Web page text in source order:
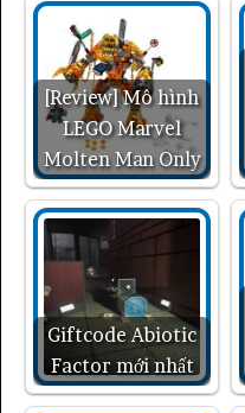
[Review] Mô hình
LEGO Marvel
Molten Man Only
Giftcode Abiotic
Factor mới nhất